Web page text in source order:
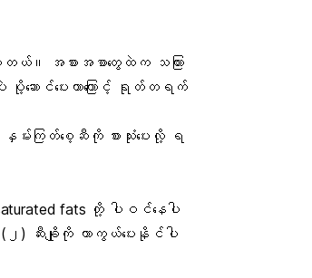
ယ်။ အစားအစာတွေထဲက သကြား
စီပဲ ပို့ဆောင်ပေးတာကြောင့် ရုတ်တရက်
းကြတ်စေ့ဆီကို စားသုံးပေးလို့ ရ
fats တို့ ပါဝင်နေပါ
(၂) ဆီးချို ကို ကာကွယ်ပေးနိုင်ပါ